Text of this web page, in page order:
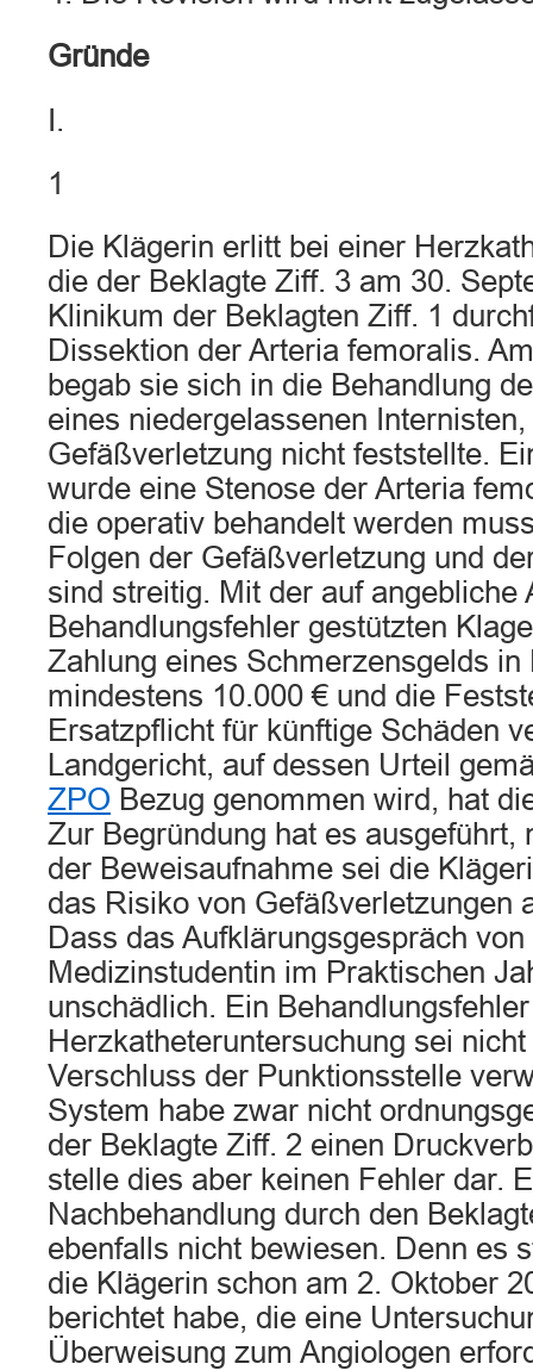
Gründe
I.
1
Die Klägerin erlitt bei einer
die der Beklagte Ziff. 3 am 30.
Klinikum der Beklagten Ziff. 1
Dissektion der Arteria femoralis.
begab sie sich in die Behandlung
eines niedergelassenen
Gefäßverletzung nicht feststellte.
wurde eine Stenose der Arteria
die operativ behandelt werden
Folgen der Gefäßverletzung und
sind streitig. Mit der auf angebliche
Behandlungsfehler gestützten
Zahlung eines Schmerzensgelds in
mindestens 10.000 € und die
Ersatzpflicht für künftige Schäden
Landgericht, auf dessen Urteil
ZPO Bezug genommen wird, hat
Zur Begründung hat es ausgeführt,
der Beweisaufnahme sei die
das Risiko von Gefäßverletzungen
Dass das Aufklärungsgespräch von
Medizinstudentin im Praktischen
unschädlich. Ein
Herzkatheteruntersuchung sei
Verschluss der Punktionsstelle
System habe zwar nicht
der Beklagte Ziff. 2 einen
stelle dies aber keinen Fehler dar.
Nachbehandlung durch den
ebenfalls nicht bewiesen. Denn es
die Klägerin schon am 2. Oktober
berichtet habe, die eine
Überweisung zum Angiologen